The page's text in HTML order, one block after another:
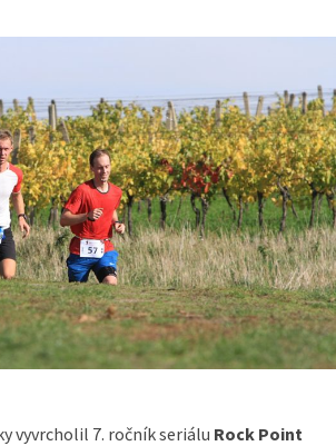
vyvrcholil 7. ročník seriálu Rock Point